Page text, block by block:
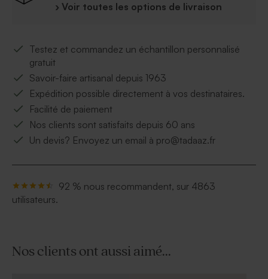
› Voir toutes les options de livraison
Testez et commandez un échantillon personnalisé
gratuit
Savoir-faire artisanal depuis 1963
Expédition possible directement à vos destinataires.
Facilité de paiement
Nos clients sont satisfaits depuis 60 ans
Un devis? Envoyez un email à pro@tadaaz.fr
92 % nous recommandent, sur 4863
utilisateurs.
Nos clients ont aussi aimé...